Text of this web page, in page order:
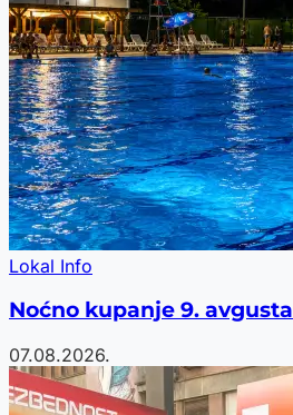
Lokal Info
Noćno kupanje 9. avgusta
07.08.2026.